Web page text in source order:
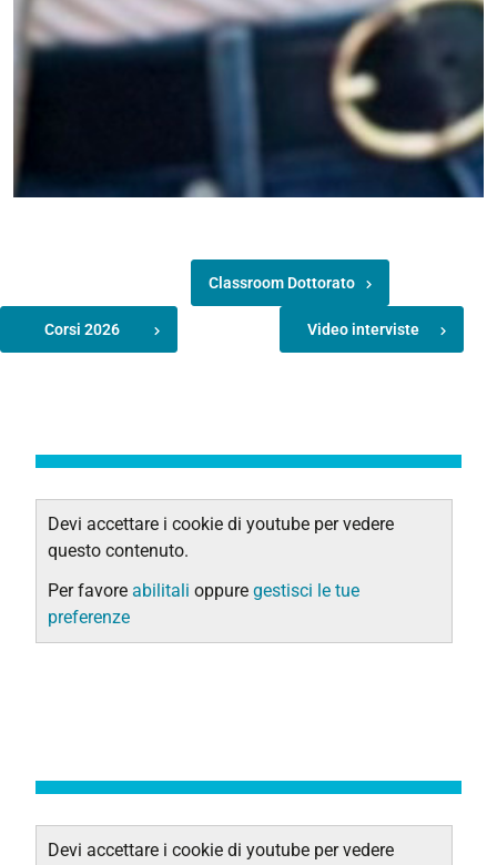
Classroom Dottorato
Corsi 2026 Video interviste
Devi accettare i cookie di youtube per vedere
questo contenuto.
Per favore abilitali oppure gestisci le tue
preferenze
Devi accettare i cookie di youtube per vedere